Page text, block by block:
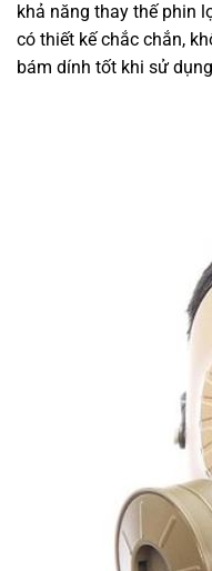
khả năng thay thế phin
có thiết kế chắc chắn,
bám dính tốt khi sử